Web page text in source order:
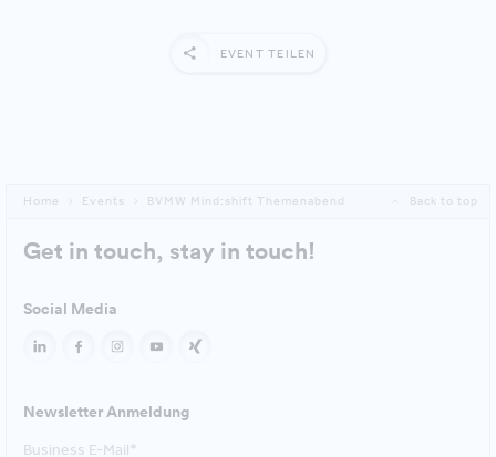
EVENT TEILEN
Home Events BVMW Mind:shift Themenabend Back to top
Get in touch, stay in touch!
Social Media
Newsletter Anmeldung